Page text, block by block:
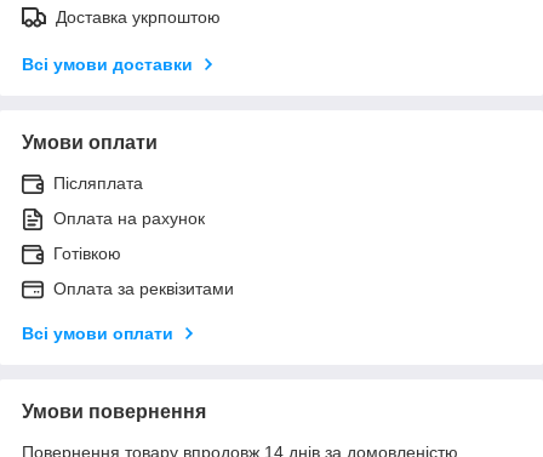
Доставка укрпоштою
Всі умови доставки
Умови оплати
Післяплата
Оплата на рахунок
Готівкою
Оплата за реквізитами
Всі умови оплати
Умови повернення
Повернення товару впродовж 14 днів за домовленістю